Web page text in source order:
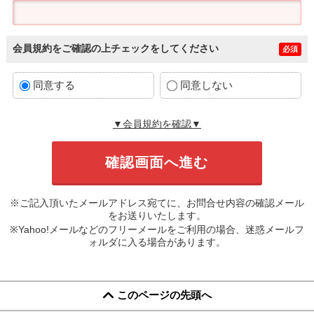
会員規約をご確認の上チェックをしてください 必須
同意する 同意しない
▼会員規約を確認▼
※ご記入頂いたメールアドレス宛てに、お問合せ内容の確認メール
をお送りいたします。
※Yahoo!メールなどのフリーメールをご利用の場合、迷惑メールフ
ォルダに入る場合があります。
このページの先頭へ